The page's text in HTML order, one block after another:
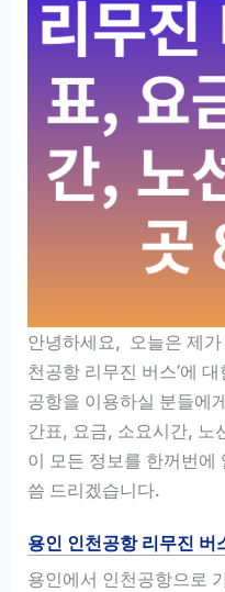
안녕하세요, 오늘은 제
천공항 리무진 버스’에
공항을 이용하실 분들에
간표, 요금, 소요시간, 노
이 모든 정보를 한꺼번에
씀 드리겠습니다.
용인 인천공항 리무진
용인에서 인천공항으로